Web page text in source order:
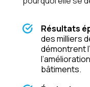
Résultats
des milliers
démontrent
bâtiments.